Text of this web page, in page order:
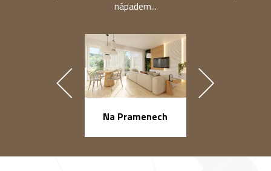
nápadem...
Na Pramenech